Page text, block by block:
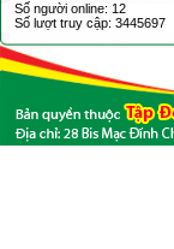
Số người online: 12
Số lượt truy cập: 3445697